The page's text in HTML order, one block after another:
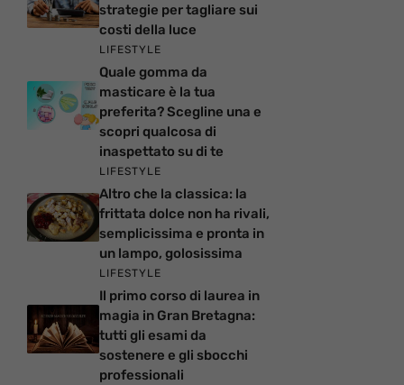
strategie per tagliare sui
costi della luce
LIFESTYLE
Quale gomma da
masticare è la tua
preferita? Scegline una e
scopri qualcosa di
inaspettato su di te
LIFESTYLE
Altro che la classica: la
frittata dolce non ha rivali,
semplicissima e pronta in
un lampo, golosissima
LIFESTYLE
Il primo corso di laurea in
magia in Gran Bretagna:
tutti gli esami da
sostenere e gli sbocchi
professionali